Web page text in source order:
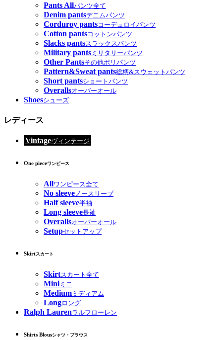
Pants Allパンツ全て
Denim pantsデニムパンツ
Corduroy pantsコーデュロイパンツ
Cotton pantsコットンパンツ
Slacks pantsスラックスパンツ
Military pants ミリタリーパンツ
Other Pantsその他ポリパンツ
Pattern&Sweat pants総柄&スウェットパンツ
Short pantsショートパンツ
Overallsオーバーオール
Shoesシューズ
レディース
Vintageヴィンテージ
One pieceワンピース
Allワンピース全て
No sleeveノースリーブ
Half sleeve半袖
Long sleeve長袖
Overallsオーバーオール
Setupセットアップ
Skirtスカート
Skirtスカート全て
Miniミニ
Medium ミディアム
Longロング
Ralph Laurenラルフローレン
Shirts Blousシャツ・ブラウス